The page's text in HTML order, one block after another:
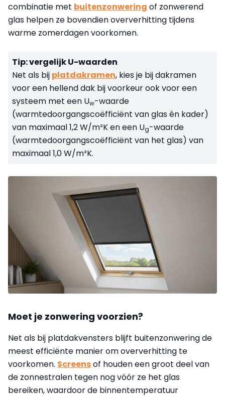
combinatie met buitenzonwering of zonwerend
glas helpen ze bovendien oververhitting tijdens
warme zomerdagen voorkomen.
Tip: vergelijk U-waarden
Net als bij platdakramen, kies je bij dakramen
voor een hellend dak bij voorkeur ook voor een
systeem met een Uw-waarde
(warmtedoorgangscoëfficiënt van glas én kader)
van maximaal 1,2 W/m²K en een Ug-waarde
(warmtedoorgangscoëfficiënt van het glas) van
maximaal 1,0 W/m²K.
Moet je zonwering voorzien?
Net als bij platdakvensters blijft buitenzonwering de
meest efficiënte manier om oververhitting te
voorkomen. Screensof houden een groot deel van
de zonnestralen tegen nog vóór ze het glas
bereiken, waardoor de binnentemperatuur